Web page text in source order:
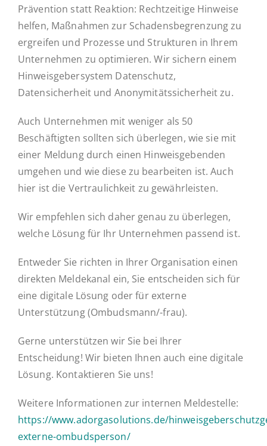
Prävention statt Reaktion: Rechtzeitige Hinweise
helfen, Maßnahmen zur Schadensbegrenzung zu
ergreifen und Prozesse und Strukturen in Ihrem
Unternehmen zu optimieren. Wir sichern einem
Hinweisgebersystem Datenschutz,
Datensicherheit und Anonymitätssicherheit zu.
Auch Unternehmen mit weniger als 50
Beschäftigten sollten sich überlegen, wie sie mit
einer Meldung durch einen Hinweisgebenden
umgehen und wie diese zu bearbeiten ist. Auch
hier ist die Vertraulichkeit zu gewährleisten.
Wir empfehlen sich daher genau zu überlegen,
welche Lösung für Ihr Unternehmen passend ist.
Entweder Sie richten in Ihrer Organisation einen
direkten Meldekanal ein, Sie entscheiden sich für
eine digitale Lösung oder für externe
Unterstützung (Ombudsmann/-frau).
Gerne unterstützen wir Sie bei Ihrer
Entscheidung! Wir bieten Ihnen auch eine digitale
Lösung. Kontaktieren Sie uns!
Weitere Informationen zur internen Meldestelle:
https://www.adorgasolutions.de/
externe-ombudsperson/